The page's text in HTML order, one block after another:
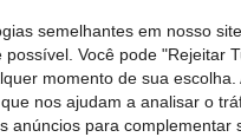
semelhantes em nosso
Você pode "Rejeitar
momento de sua
nos ajudam a analisar o
anúncios para complementar